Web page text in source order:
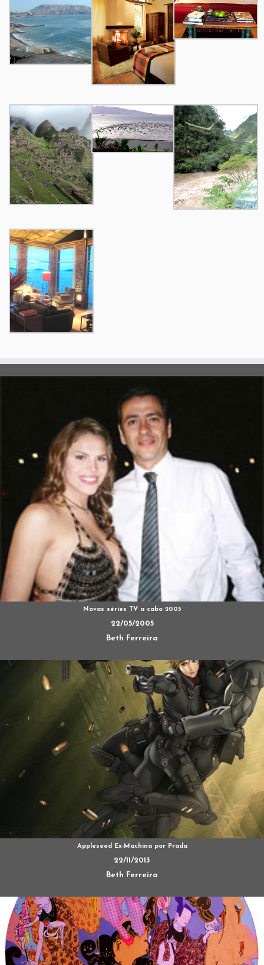
Novas séries TV a cabo 2005
22/05/2005
Beth Ferreira
Appleseed Ex-Machina por Prada
22/11/2013
Beth Ferreira